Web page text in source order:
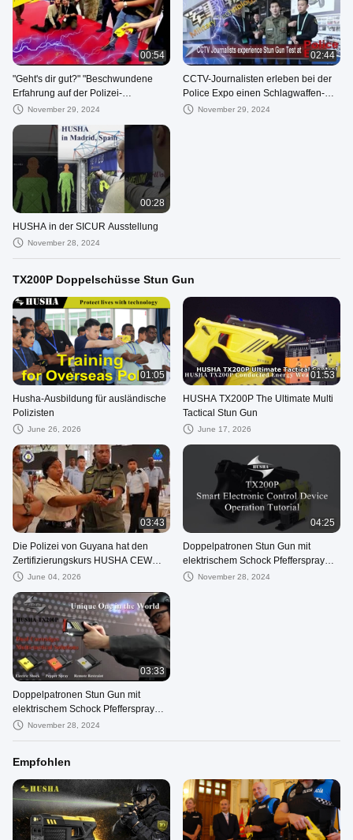
00:54
"Geht's dir gut?" "Beschwundene
Erfahrung auf der Polizei-
Ausstellung".
November 29, 2024
02:44
CCTV-Journalisten erleben bei der
Police Expo einen Schlagwaffen-
TestNovember 29, 2024
00:28
HUSHA in der SICUR Ausstellung
November 28, 2024
TX200P Doppelschüsse Stun Gun
01:05
Husha-Ausbildung für ausländische
Polizisten
June 26, 2026
01:53
HUSHA TX200P The Ultimate Multi
Tactical Stun Gun
June 17, 2026
03:43
Die Polizei von Guyana hat den
Zertifizierungskurs HUSHA CEW
TX200P gestartet
June 04, 2026
04:25
Doppelpatronen Stun Gun mit
elektrischem Schock Pfefferspray
und Fernbedienung
November 28, 2024
03:33
Doppelpatronen Stun Gun mit
elektrischem Schock Pfefferspray
und Fernbedienung
November 28, 2024
Empfohlen